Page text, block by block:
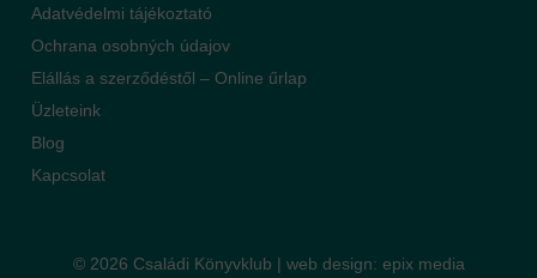
Adatvédelmi tájékoztató
Ochrana osobných údajov
Elállás a szerződéstől – Online űrlap
Üzleteink
Blog
Kapcsolat
© 2026 Családi Könyvklub | web design: epix media